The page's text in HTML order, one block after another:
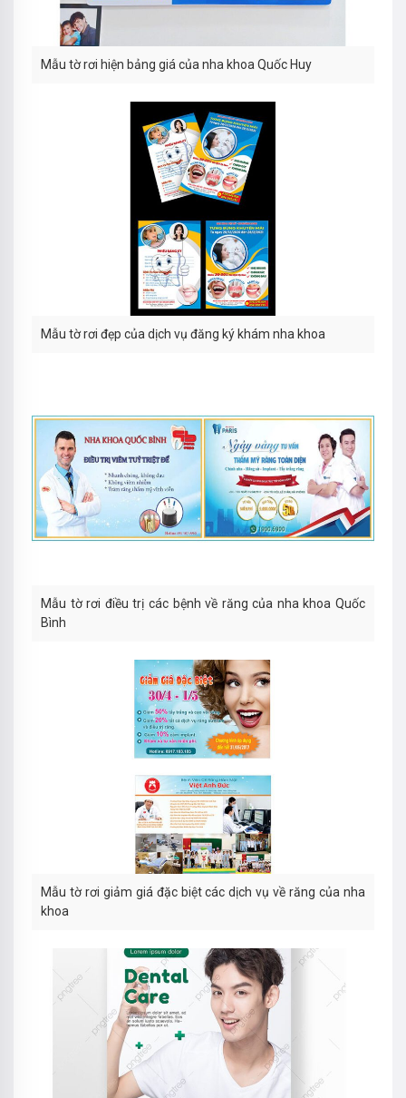
Mẫu tờ rơi hiện bảng giá của nha khoa Quốc Huy
Mẫu tờ rơi đẹp của dịch vụ đăng ký khám nha khoa
Mẫu tờ rơi điều trị các bệnh về răng của nha khoa Quốc
Bình
Mẫu tờ rơi giảm giá đặc biệt các dịch vụ về răng của nha
khoa